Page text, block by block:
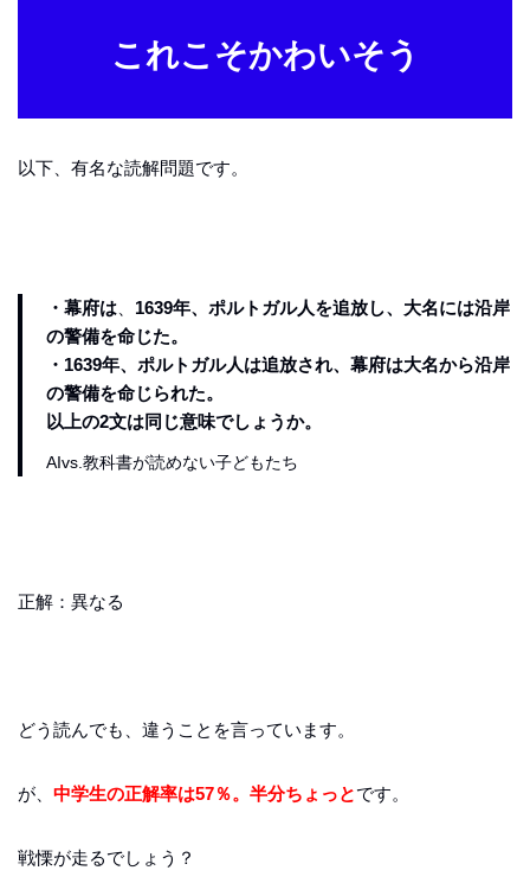
これこそかわいそう
以下、有名な読解問題です。
・幕府は
1639年、ポルトガル人を追放し、大名には沿岸
の警備を命じた。
・1639年、ポルトガル人は追放され、幕府は大名から沿岸
の警備を命じられた。
以上の2文は同じ意味でしょうか。
AIvs.教科書が読めない子どもたち
正解：異なる
どう読んでも、違うことを言っています。
が、 中学生の正解率は57％。半分ちょっとです。
戦慄が走るでしょう？